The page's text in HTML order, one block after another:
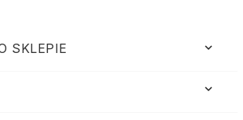
SKLEPIE keyboard_arrow_down
